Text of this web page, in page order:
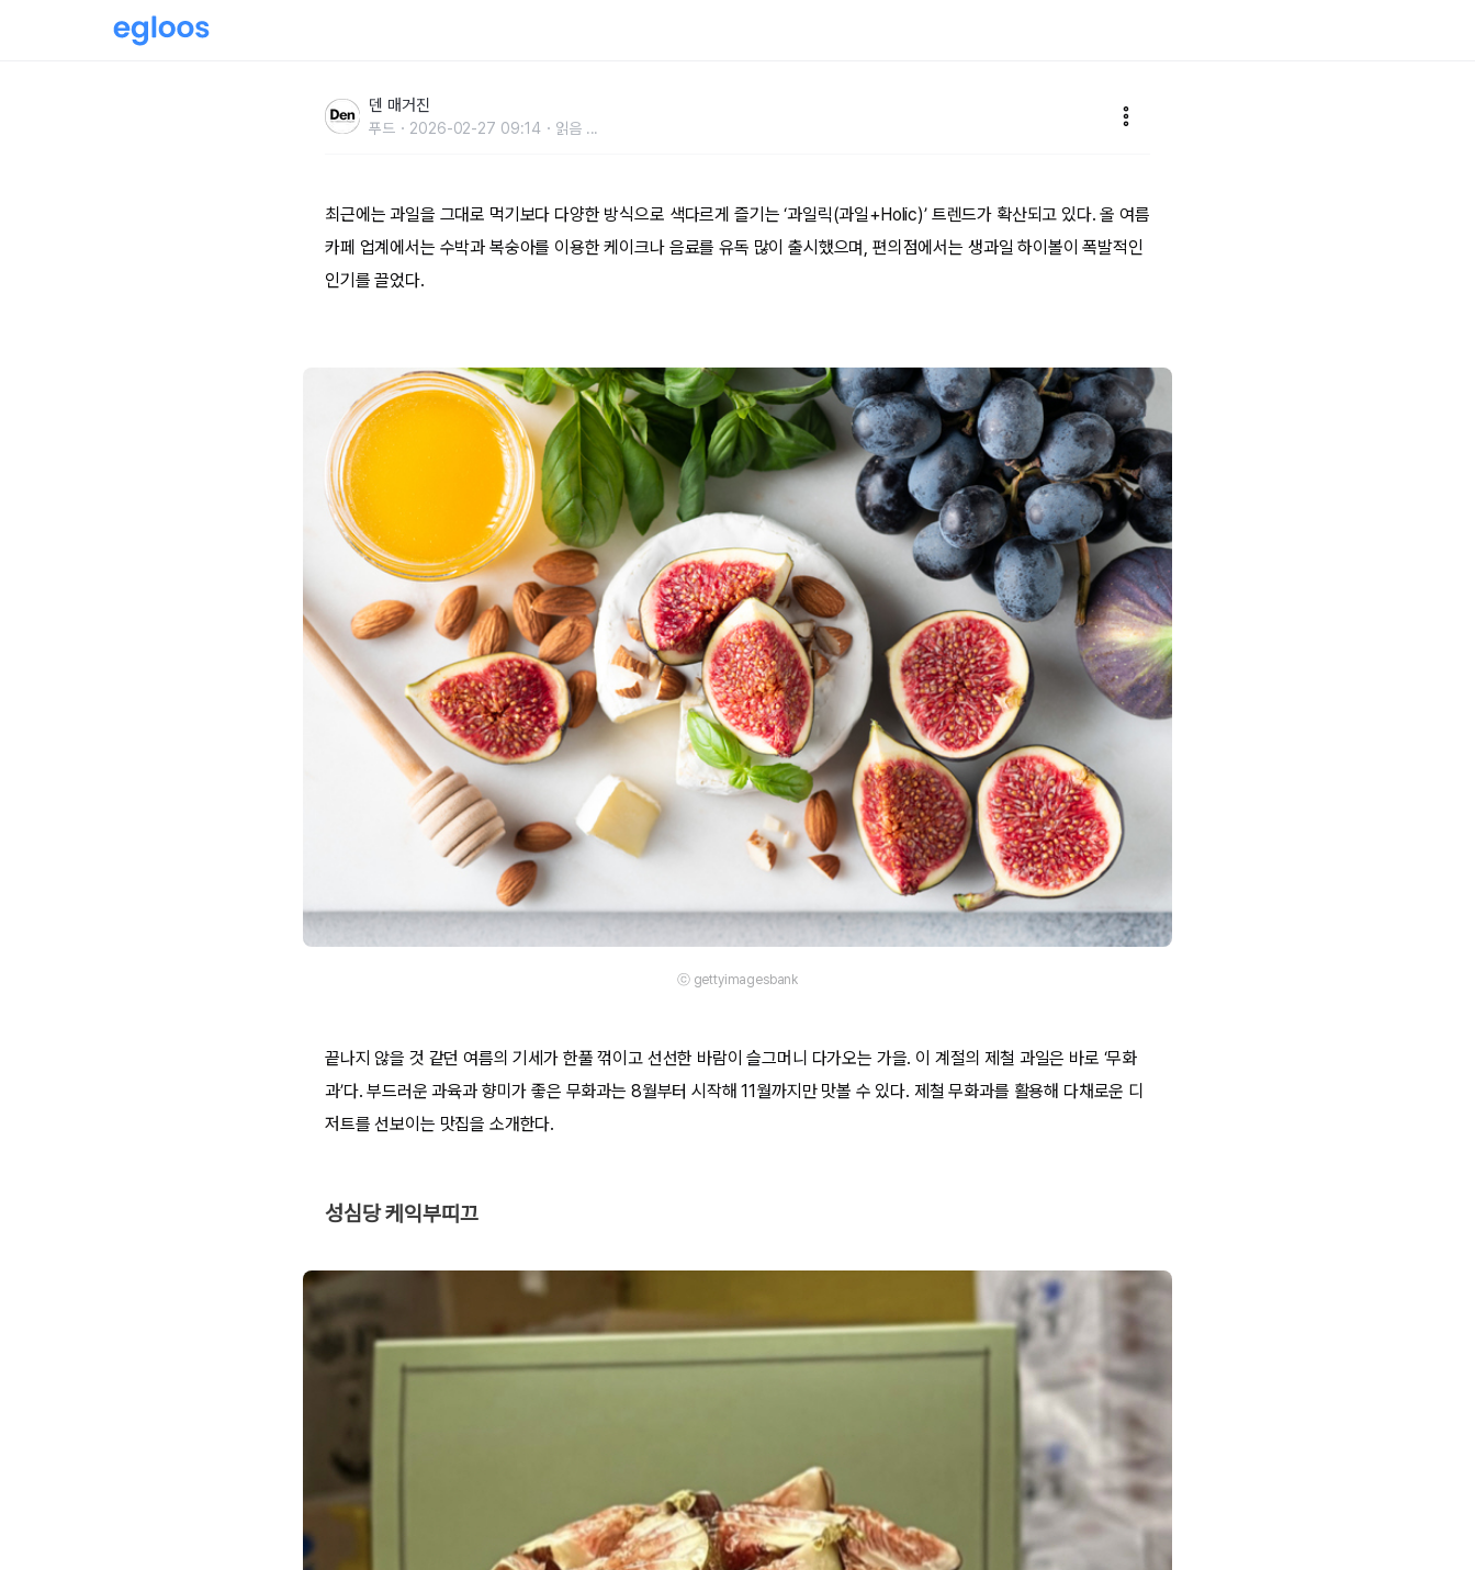
덴 매거진
푸드 2026-02-27 09:14 읽음 ...
최근에는 과일을 그대로 먹기보다 다양한 방식으로 색다르게 즐기는 ‘과일릭(과일+Holic)’ 트렌드가 확산되고 있다. 올 여름
카페 업계에서는 수박과 복숭아를 이용한 케이크나 음료를 유독 많이 출시했으며, 편의점에서는 생과일 하이볼이 폭발적인
인기를 끌었다.
ⓒ gettyimagesbank
끝나지 않을 것 같던 여름의 기세가 한풀 꺾이고 선선한 바람이 슬그머니 다가오는 가을. 이 계절의 제철 과일은 바로 ‘무화
과’다. 부드러운 과육과 향미가 좋은 무화과는 8월부터 시작해 11월까지만 맛볼 수 있다. 제철 무화과를 활용해 다채로운 디
저트를 선보이는 맛집을 소개한다.
성심당 케익부띠끄